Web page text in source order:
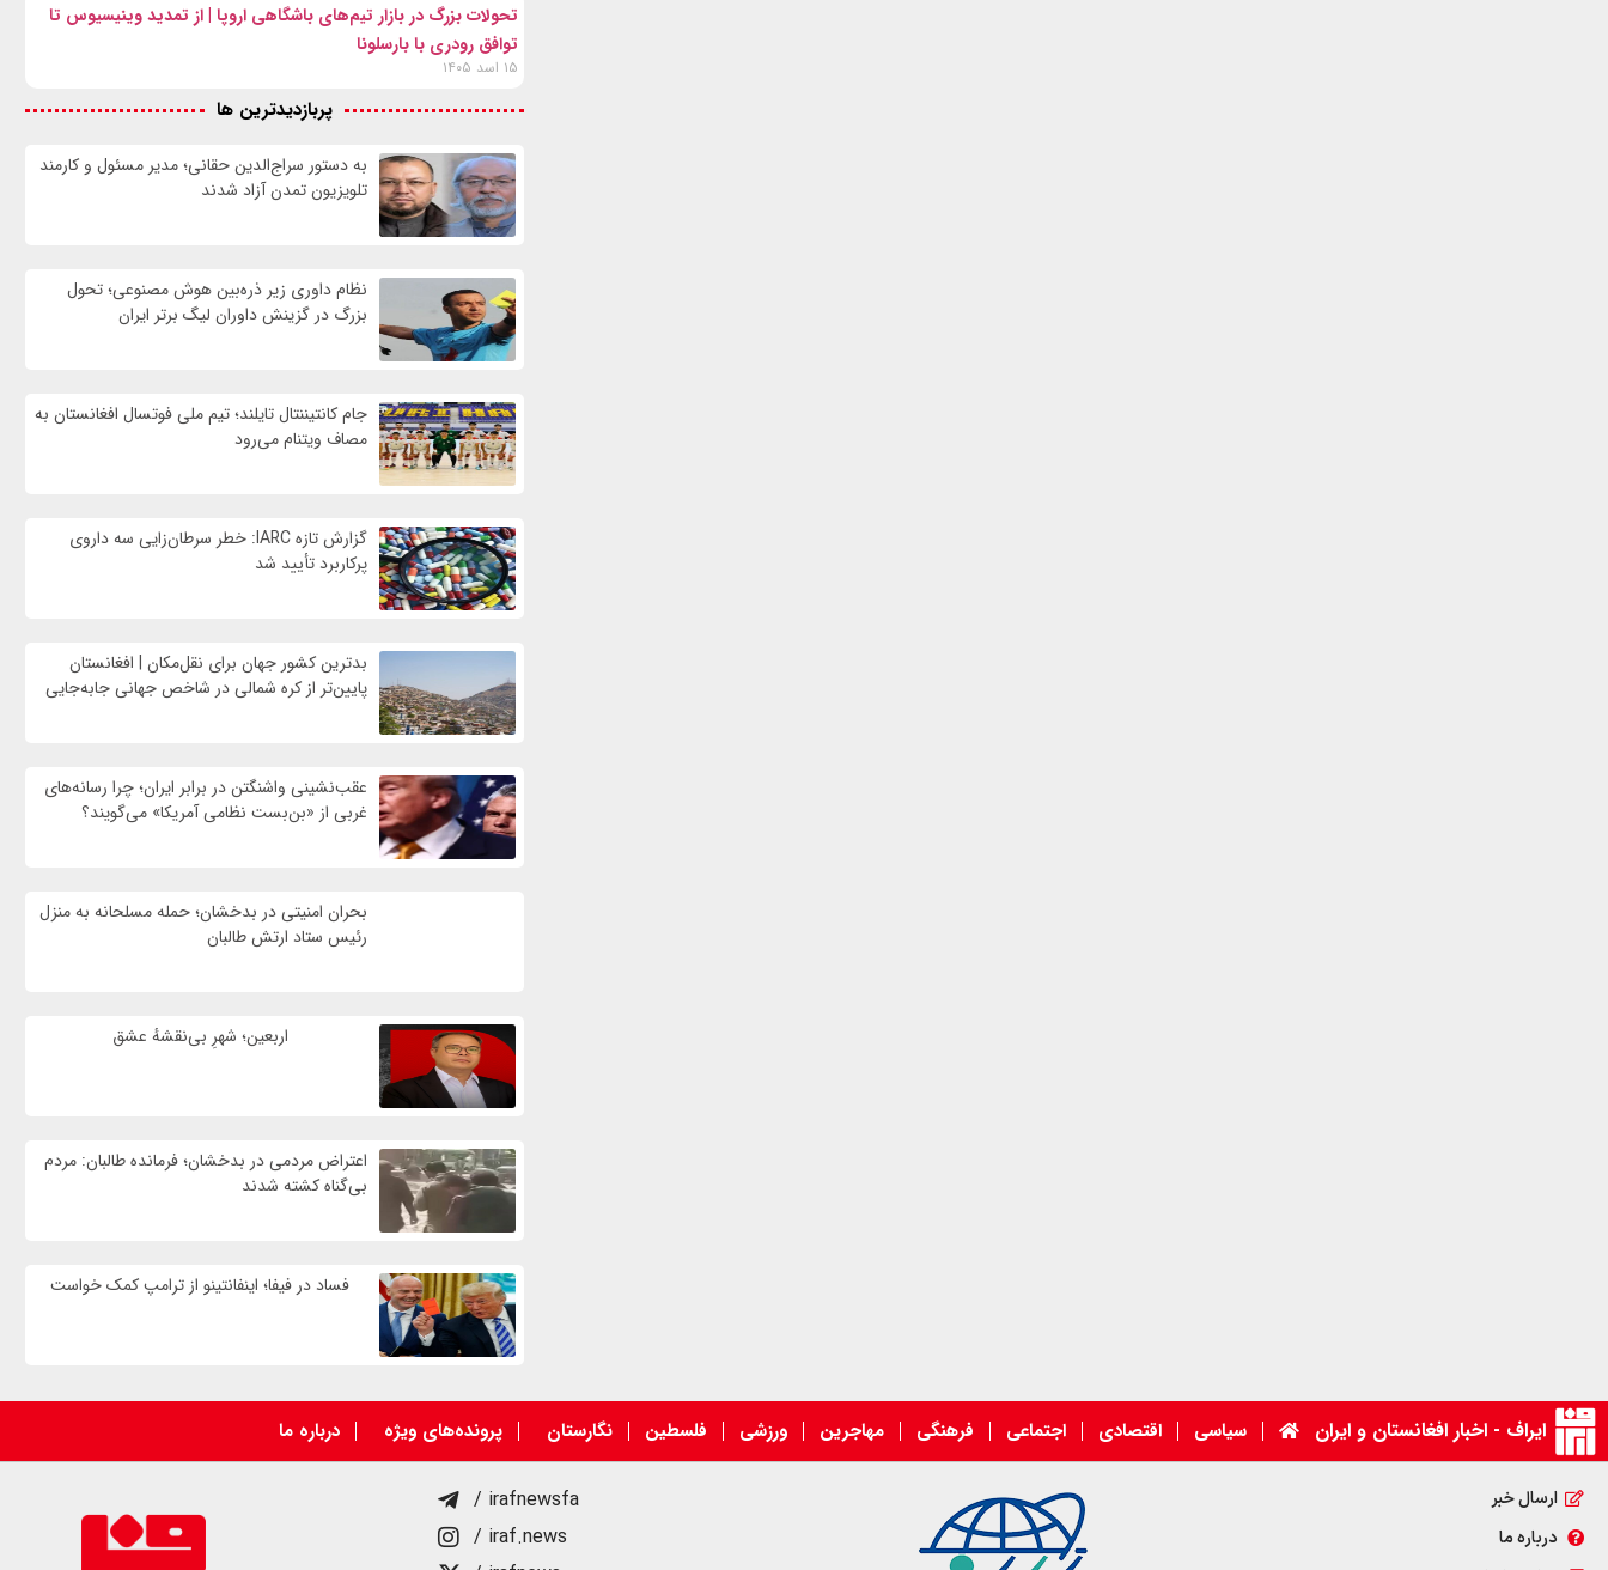
تحولات بزرگ در بازار تیم‌های باشگاهی اروپا | از تمدید وینیسیوس تا
توافق رودری با بارسلونا
۱۵ اسد ۱۴۰۵
پربازدیدترین ها
به دستور سراج‌الدین حقانی؛ مدیر مسئول و کارمند
تلویزیون تمدن آزاد شدند
نظام داوری زیر ذره‌بین هوش مصنوعی؛ تحول
بزرگ در گزینش داوران لیگ برتر ایران
جام کانتیننتال تایلند؛ تیم ملی فوتسال افغانستان به
مصاف ویتنام می‌رود
گزارش تازه IARC: خطر سرطان‌زایی سه داروی
پرکاربرد تأیید شد
بدترین کشور جهان برای نقل‌مکان | افغانستان
پایین‌تر از کره شمالی در شاخص جهانی جابه‌جایی
عقب‌نشینی واشنگتن در برابر ایران؛ چرا رسانه‌های
غربی از «بن‌بست نظامی آمریکا» می‌گویند؟
بحران امنیتی در بدخشان؛ حمله مسلحانه به منزل
رئیس ستاد ارتش طالبان
اربعین؛ شهرِ بی‌نقشهٔ عشق
اعتراض مردمی در بدخشان؛ فرمانده طالبان: مردم
بی‌گناه کشته شدند
فساد در فیفا؛ اینفانتینو از ترامپ کمک خواست
ایراف - اخبار افغانستان و ایران سیاسی اقتصادی اجتماعی فرهنگی مهاجرین ورزشی فلسطین نگارستان پرونده‌های ویژه درباره ما
ارسال خبر
درباره ما
/ irafnewsfa
/ iraf.news